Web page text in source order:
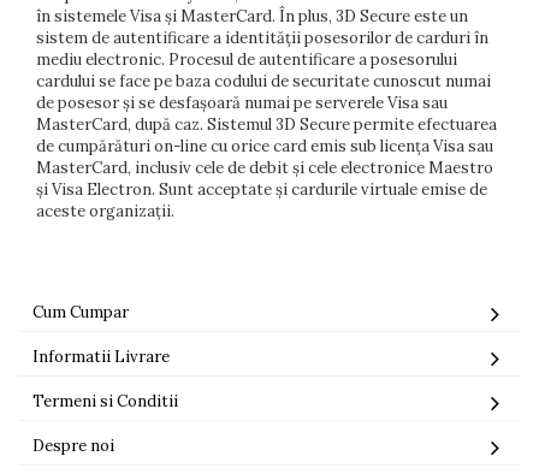
în sistemele Visa și MasterCard. În plus, 3D Secure este un
sistem de autentificare a identității posesorilor de carduri în
mediu electronic. Procesul de autentificare a posesorului
cardului se face pe baza codului de securitate cunoscut numai
de posesor și se desfașoară numai pe serverele Visa sau
MasterCard, după caz. Sistemul 3D Secure permite efectuarea
de cumpărături on-line cu orice card emis sub licența Visa sau
MasterCard, inclusiv cele de debit și cele electronice Maestro
și Visa Electron. Sunt acceptate și cardurile virtuale emise de
aceste organizații.
Cum Cumpar
Informatii Livrare
Termeni si Conditii
Despre noi